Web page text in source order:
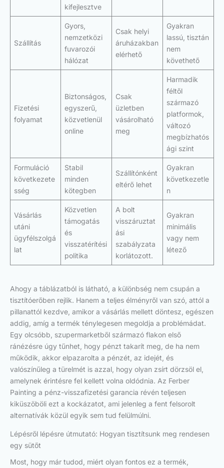
kifejlesztve
Szállítás
Gyors,
nemzetközi
fuvarozói
hálózat
Csak helyi
áruházakban
elérhető
Gyakran
lassú, tisztán
nem
követhető
Fizetési
folyamat
Biztonságos,
egyszerű,
közvetlenül
online
Csak
üzletben
vásárolható
meg
Harmadik
féltől
származó
platformok,
változó
megbízhatós
ági szint
Formuláció
következete
sség
Stabil
minden
kötegben
Szállítónként
eltérő lehet
Gyakran
következetle
n
Vásárlás
utáni
ügyfélszolgá
lat
Közvetlen
támogatás
és
visszatérítési
politika
A bolt
visszáruztat
ási
szabályzata
korlátozott.
Gyakran
minimális
vagy nem
létező
Ahogy a táblázatból is látható, a különbség nem csupán a
tisztítóerőben rejlik. Hanem a teljes élményről van szó, attól a
pillanattól kezdve, amikor a vásárlás mellett döntesz, egészen
addig, amíg a termék ténylegesen megoldja a problémádat.
Egy olcsóbb, szupermarketből származó flakon első
ránézésre úgy tűnhet, hogy pénzt takarít meg, de ha nem
működik, akkor elpazarolta a pénzét, az idejét, és
valószínűleg a türelmét is azzal, hogy olyan zsírt dörzsöl el,
amelynek érintésre fel kellett volna oldódnia. Az Ferber
Painting a pénz-visszafizetési garancia révén teljesen
kiküszöböli ezt a kockázatot, ami jelenleg a fent felsorolt
alternatívák közül egyik sem tud felülmúlni.
Lépésről lépésre útmutató: Hogyan tisztítsunk meg rendesen
egy sütőt
Most, hogy már tudod, miért olyan fontos ez a termék,